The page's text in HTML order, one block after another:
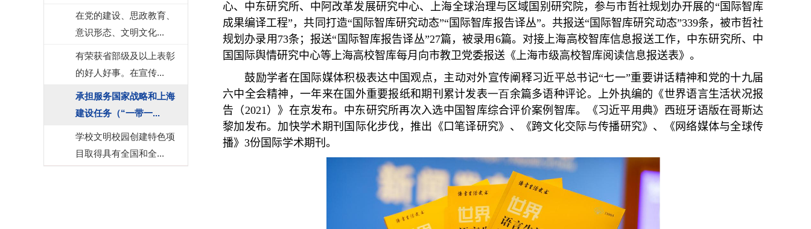
在党的建设、思政教育、
意识形态、文明文化...
有荣获省部级及以上表彰
的好人好事。在宣传...
承担服务国家战略和上海
建设任务（“一带一...
学校文明校园创建特色项
目取得具有全国和全...
心、中东研究所、中阿改革发展研究中心、上海全球治理与区域国别研究院，参与市哲社规划办开展的“国际智库
成果编译工程”，共同打造“国际智库研究动态”“国际智库报告译丛”。共报送“国际智库研究动态”339条，被市哲社
规划办录用 73条；报送“国际智库报告译丛”27篇，被录用 6篇。对接上海高校智库信息报送工作，中东研究所、中
国国际舆情研究中心等上海高校智库每月向市教卫党委报送《上海市级高校智库阅读信息报送表》。
鼓励学者在国际媒体积极表达中国观点，主动对外宣传阐释习近平总书记“七一”重要讲话精神和党的十九届
六中全会精神，一年来在国外重要报纸和期刊累计发表一百余篇多语种评论。 上外执编的《世界语言生活状况报
告（2021）》在京发布。中东研究所再次入选中国智库综合评价案例智库。《习近平用典》西班牙语版在哥斯达
黎加 发布。 加快学术期刊国际化步伐，推出《口笔译研究》、《跨文化交际与传播研究》、《网络媒体与全球传
播》 3份国际学术期刊。